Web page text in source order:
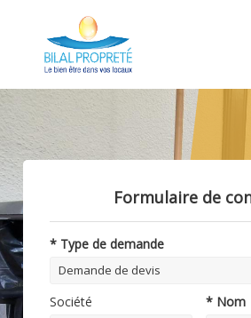
Formulaire de
* Type de demande
Société * Nom